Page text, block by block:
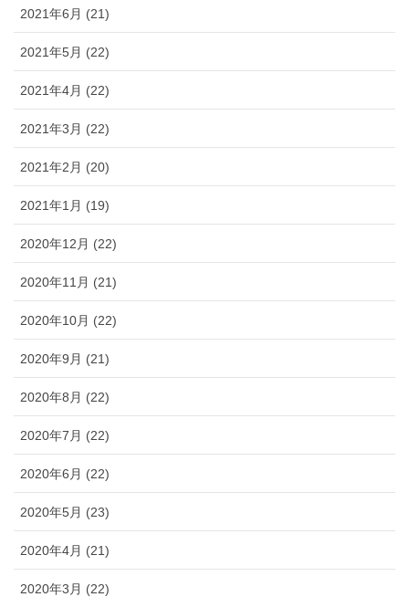
2021年6月 (21)
2021年5月 (22)
2021年4月 (22)
2021年3月 (22)
2021年2月 (20)
2021年1月 (19)
2020年12月 (22)
2020年11月 (21)
2020年10月 (22)
2020年9月 (21)
2020年8月 (22)
2020年7月 (22)
2020年6月 (22)
2020年5月 (23)
2020年4月 (21)
2020年3月 (22)